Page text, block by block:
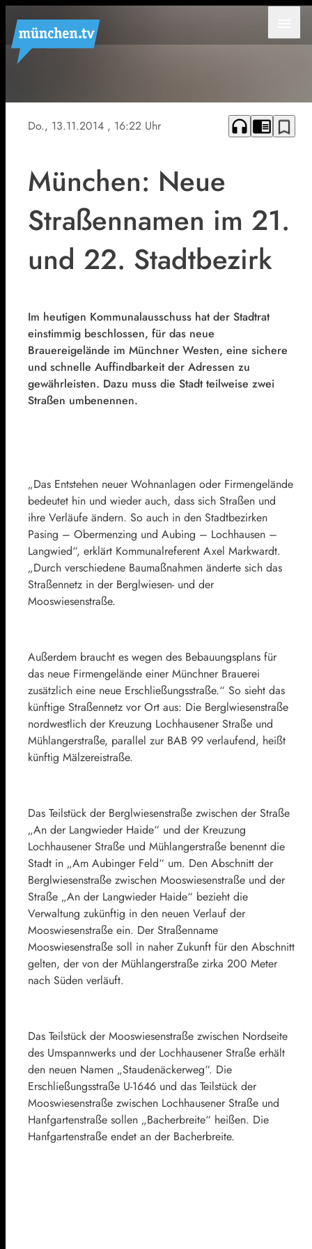
Do., 13.11.2014 , 16:22 Uhr headphones chrome_reader_mode bookmark_border
München: Neue
Straßennamen im 21.
und 22. Stadtbezirk
Im heutigen Kommunalausschuss hat der Stadtrat
einstimmig beschlossen, für das neue
Brauereigelände im Münchner Westen, eine sichere
und schnelle Auffindbarkeit der Adressen zu
gewährleisten. Dazu muss die Stadt teilweise zwei
Straßen umbenennen.
„Das Entstehen neuer Wohnanlagen oder Firmengelände
bedeutet hin und wieder auch, dass sich Straßen und
ihre Verläufe ändern. So auch in den Stadtbezirken
Pasing – Obermenzing und Aubing – Lochhausen –
Langwied“, erklärt Kommunalreferent Axel Markwardt.
„Durch verschiedene Baumaßnahmen änderte sich das
Straßennetz in der Berglwiesen- und der
Mooswiesenstraße.
Außerdem braucht es wegen des Bebauungsplans für
das neue Firmengelände einer Münchner Brauerei
zusätzlich eine neue Erschließungsstraße.“ So sieht das
künftige Straßennetz vor Ort aus: Die Berglwiesenstraße
nordwestlich der Kreuzung Lochhausener Straße und
Mühlangerstraße, parallel zur BAB 99 verlaufend, heißt
künftig Mälzereistraße.
Das Teilstück der Berglwiesenstraße zwischen der Straße
„An der Langwieder Haide“ und der Kreuzung
Lochhausener Straße und Mühlangerstraße benennt die
Stadt in „Am Aubinger Feld“ um. Den Abschnitt der
Berglwiesenstraße zwischen Mooswiesenstraße und der
Straße „An der Langwieder Haide“ bezieht die
Verwaltung zukünftig in den neuen Verlauf der
Mooswiesenstraße ein. Der Straßenname
Mooswiesenstraße soll in naher Zukunft für den Abschnitt
gelten, der von der Mühlangerstraße zirka 200 Meter
nach Süden verläuft.
Das Teilstück der Mooswiesenstraße zwischen Nordseite
des Umspannwerks und der Lochhausener Straße erhält
den neuen Namen „Staudenäckerweg“. Die
Erschließungsstraße U-1646 und das Teilstück der
Mooswiesenstraße zwischen Lochhausener Straße und
Hanfgartenstraße sollen „Bacherbreite“ heißen. Die
Hanfgartenstraße endet an der Bacherbreite.